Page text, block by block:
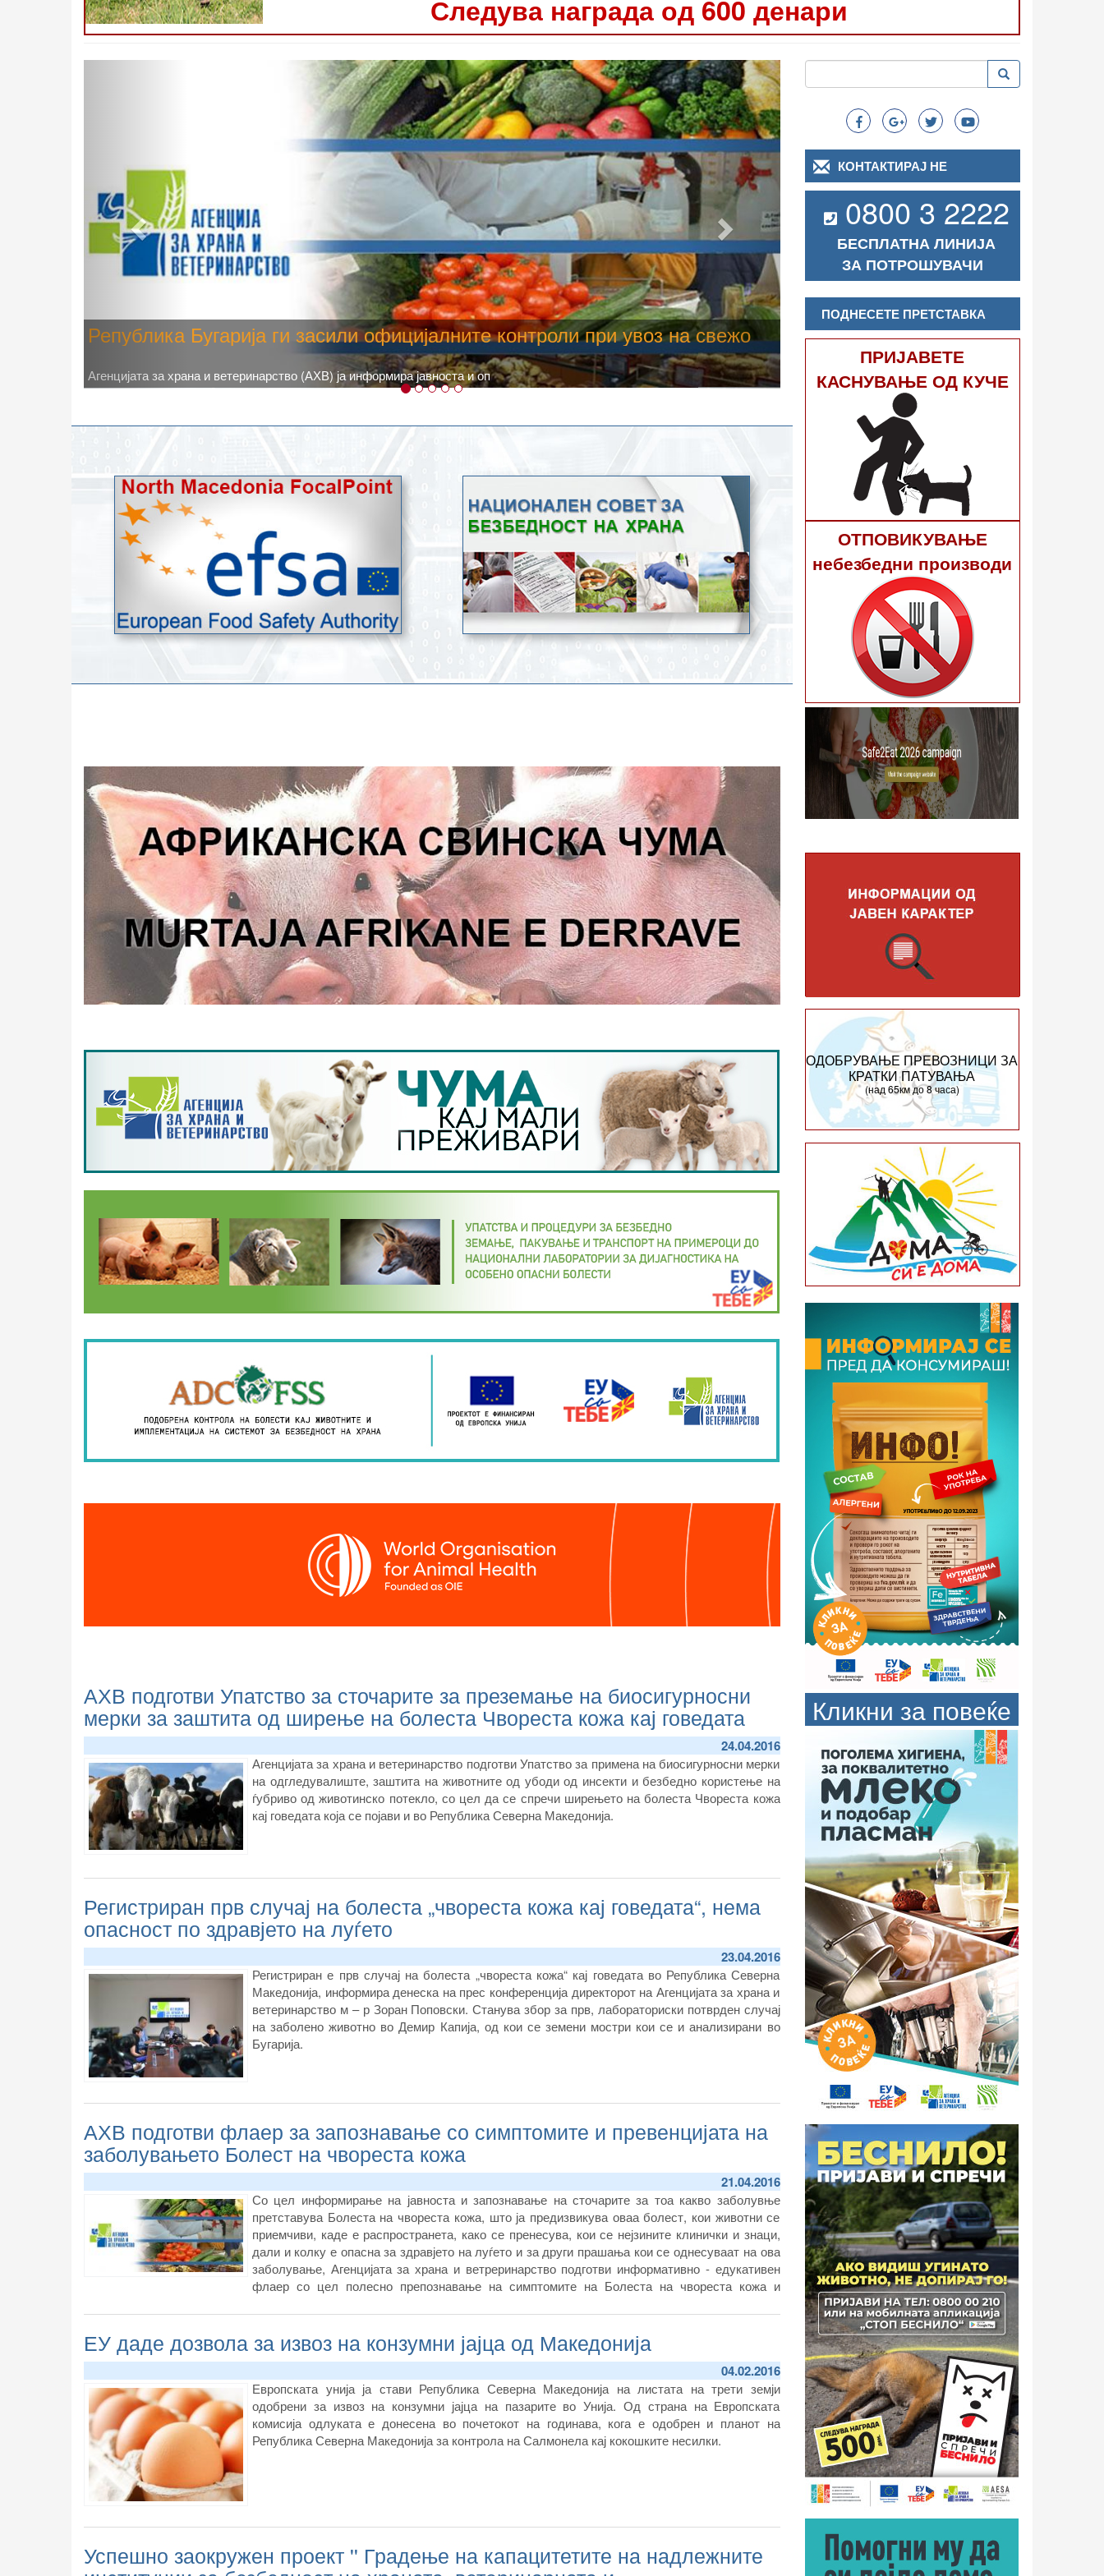
Следува награда од 600 денари
Високите температури ризик од труење со храна, опасни се и за
животните
Новото најавено зголемување на дневните температури, кое според метеоролозите во одредени региони ќе достигне 40
степени, ги зголемува ризиците од појава на труење со храна.
Следно
АХВ подготви Упатство за сточарите за преземање на биосигурносни
мерки за заштита од ширење на болеста Чвореста кожа кај говедата
24.04.2016
Агенцијата за храна и ветеринарство подготви Упатство за примена на биосигурносни мерки
на одгледувалиште, заштита на животните од убоди од инсекти и безбедно користење на
ѓубриво од животинско потекло, со цел да се спречи ширењето на болеста Чвореста кожа
кај говедата која се појави и во Република Северна Македонија.
Регистриран прв случај на болеста „чвореста кожа кај говедата“, нема
опасност по здравјето на луѓето
23.04.2016
Регистриран е прв случај на болеста „чвореста кожа“ кај говедата во Република Северна
Македонија, информира денеска на прес конференција директорот на Агенцијата за храна и
ветеринарство м – р Зоран Поповски. Станува збор за прв, лабораториски потврден случај
на заболено животно во Демир Капија, од кои се земени мостри кои се и анализирани во
Бугарија.
АХВ подготви флаер за запознавање со симптомите и превенцијата на
заболувањето Болест на чвореста кожа
21.04.2016
Со цел информирање на јавноста и запознавање на сточарите за тоа какво заболувње
претставува Болеста на чвореста кожа, што ја предизвикува оваа болест, кои животни се
приемчиви, каде е распространета, како се пренесува, кои се нејзините клинички и знаци,
дали и колку е опасна за здравјето на луѓето и за други прашања кои се однесуваат на ова
заболување, Агенцијата за храна и ветреринарство подготви информативно - едукативен
флаер со цел полесно препознавање на симптомите на Болеста на чвореста кожа и
ЕУ даде дозвола за извоз на конзумни јајца од Македонија
04.02.2016
Европската унија ја стави Република Северна Македонија на листата на трети земји
одобрени за извоз на конзумни јајца на пазарите во Унија. Од страна на Европската
комисија одлуката е донесена во почетокот на годинава, кога е одобрен и планот на
Република Северна Македонија за контрола на Салмонела кај кокошките несилки.
Успешно заокружен проект '' Градење на капацитетите на надлежните
Search
Пребарување Пребарување
КОНТАКТИРАЈ НЕ
0800 3 2222
БЕСПЛАТНА ЛИНИЈА
ЗА ПОТРОШУВАЧИ
ПОДНЕСЕТЕ ПРЕТСТАВКА
ПРИЈАВЕТЕ
КАСНУВАЊЕ ОД КУЧЕ
ОТПОВИКУВАЊЕ
небезбедни производи
ОДОБРУВАЊЕ ПРЕВОЗНИЦИ ЗА
КРАТКИ ПАТУВАЊА
(над 65км до 8 часа)
Кликни за повеќе